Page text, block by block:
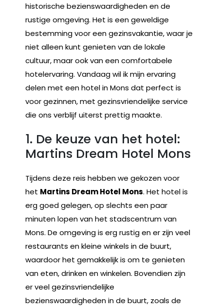
historische bezienswaardigheden en de
rustige omgeving. Het is een geweldige
bestemming voor een gezinsvakantie, waar je
niet alleen kunt genieten van de lokale
cultuur, maar ook van een comfortabele
hotelervaring. Vandaag wil ik mijn ervaring
delen met een hotel in Mons dat perfect is
voor gezinnen, met gezinsvriendelijke service
die ons verblijf uiterst prettig maakte.
1. De keuze van het hotel:
Martins Dream Hotel Mons
Tijdens deze reis hebben we gekozen voor
het Martins Dream Hotel Mons. Het hotel is
erg goed gelegen, op slechts een paar
minuten lopen van het stadscentrum van
Mons. De omgeving is erg rustig en er zijn veel
restaurants en kleine winkels in de buurt,
waardoor het gemakkelijk is om te genieten
van eten, drinken en winkelen. Bovendien zijn
er veel gezinsvriendelijke
bezienswaardigheden in de buurt, zoals de